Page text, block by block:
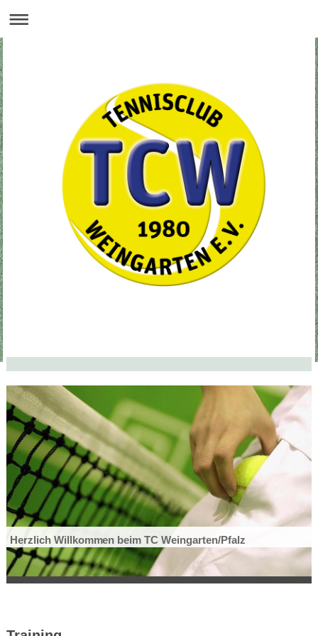
Herzlich Willkommen beim TC Weingarten/Pfalz